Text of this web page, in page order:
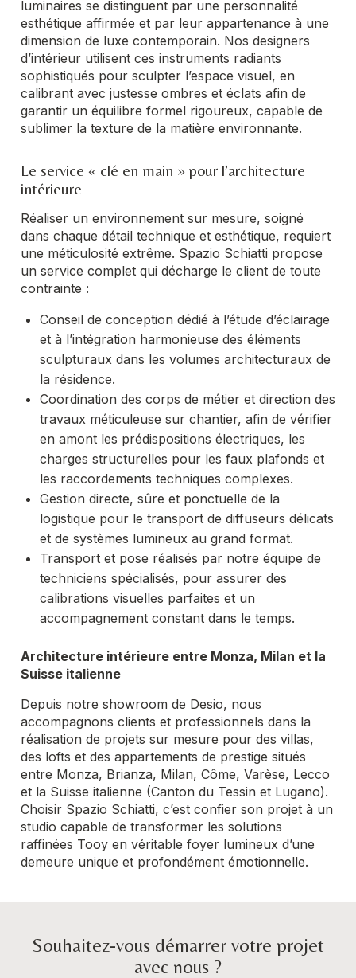
luminaires se distinguent par une personnalité
esthétique affirmée et par leur appartenance à une
dimension de luxe contemporain. Nos designers
d’intérieur utilisent ces instruments radiants
sophistiqués pour sculpter l’espace visuel, en
calibrant avec justesse ombres et éclats afin de
garantir un équilibre formel rigoureux, capable de
sublimer la texture de la matière environnante.
Le service « clé en main » pour l’architecture
intérieure
Réaliser un environnement sur mesure, soigné
dans chaque détail technique et esthétique, requiert
une méticulosité extrême. Spazio Schiatti propose
un service complet qui décharge le client de toute
contrainte :
Conseil de conception dédié à l’étude d’éclairage
et à l’intégration harmonieuse des éléments
sculpturaux dans les volumes architecturaux de
la résidence.
Coordination des corps de métier et direction des
travaux méticuleuse sur chantier, afin de vérifier
en amont les prédispositions électriques, les
charges structurelles pour les faux plafonds et
les raccordements techniques complexes.
Gestion directe, sûre et ponctuelle de la
logistique pour le transport de diffuseurs délicats
et de systèmes lumineux au grand format.
Transport et pose réalisés par notre équipe de
techniciens spécialisés, pour assurer des
calibrations visuelles parfaites et un
accompagnement constant dans le temps.
Architecture intérieure entre Monza, Milan et la
Suisse italienne
Depuis notre showroom de Desio, nous
accompagnons clients et professionnels dans la
réalisation de projets sur mesure pour des villas,
des lofts et des appartements de prestige situés
entre Monza, Brianza, Milan, Côme, Varèse, Lecco
et la Suisse italienne (Canton du Tessin et Lugano).
Choisir Spazio Schiatti, c’est confier son projet à un
studio capable de transformer les solutions
raffinées Tooy en véritable foyer lumineux d’une
demeure unique et profondément émotionnelle.
Souhaitez-vous démarrer votre projet
avec nous ?